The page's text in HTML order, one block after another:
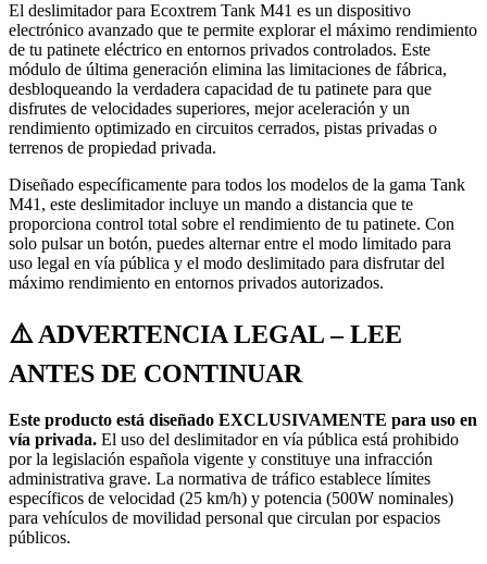
El deslimitador para Ecoxtrem Tank M41 es un dispositivo
electrónico avanzado que te permite explorar el máximo rendimiento
de tu patinete eléctrico en entornos privados controlados. Este
módulo de última generación elimina las limitaciones de fábrica,
desbloqueando la verdadera capacidad de tu patinete para que
disfrutes de velocidades superiores, mejor aceleración y un
rendimiento optimizado en circuitos cerrados, pistas privadas o
terrenos de propiedad privada.
Diseñado específicamente para todos los modelos de la gama Tank
M41, este deslimitador incluye un mando a distancia que te
proporciona control total sobre el rendimiento de tu patinete. Con
solo pulsar un botón, puedes alternar entre el modo limitado para
uso legal en vía pública y el modo deslimitado para disfrutar del
máximo rendimiento en entornos privados autorizados.
⚠️ ADVERTENCIA LEGAL – LEE
ANTES DE CONTINUAR
Este producto está diseñado EXCLUSIVAMENTE para uso en
vía privada. El uso del deslimitador en vía pública está prohibido
por la legislación española vigente y constituye una infracción
administrativa grave. La normativa de tráfico establece límites
específicos de velocidad (25 km/h) y potencia (500W nominales)
para vehículos de movilidad personal que circulan por espacios
públicos.